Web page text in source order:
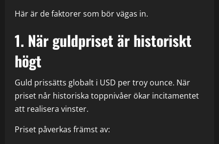
Här är de faktorer som bör vägas in.
1. När guldpriset är historiskt
högt
Guld prissätts globalt i USD per troy ounce. När
priset når historiska toppnivåer ökar incitamentet
att realisera vinster.
Priset påverkas främst av: